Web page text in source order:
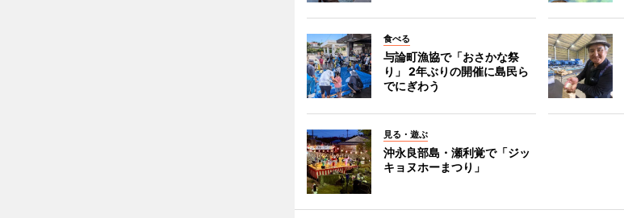
食べる
与論町漁協で「おさかな祭
り」 2年ぶりの開催に島民ら
でにぎわう
見る・遊ぶ
沖永良部島・瀬利覚で「ジッ
キョヌホーまつり」